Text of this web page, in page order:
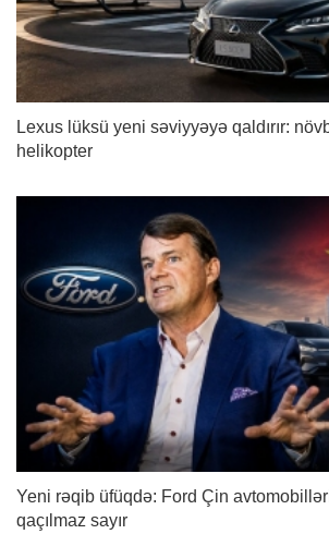
Lexus lüksü yeni səviyyəyə qaldırır:
helikopter
Yeni rəqib üfüqdə: Ford Çin
qaçılmaz sayır